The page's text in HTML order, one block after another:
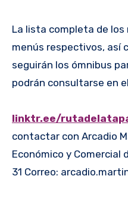
La lista completa de
menús respectivos, así
seguirán los ómnibus
podrán consultarse en
linktr.ee/
contactar con Arcadio
Económico y Comercial
31 Correo: